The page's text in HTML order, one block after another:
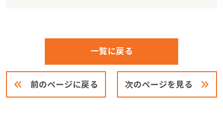
前のページに戻る
一覧に戻る
次のページを見る